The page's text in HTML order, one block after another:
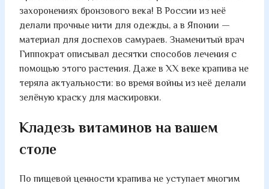
захоронениях бронзового века! В России из неё
делали прочные нити для одежды, а в Японии —
материал для доспехов самураев. Знаменитый врач
Гиппократ описывал десятки способов лечения с
помощью этого растения. Даже в XX веке крапива не
теряла актуальности: во время войны из неё делали
зелёную краску для маскировки.
Кладезь витаминов на вашем
столе
По пищевой ценности крапива не уступает многим